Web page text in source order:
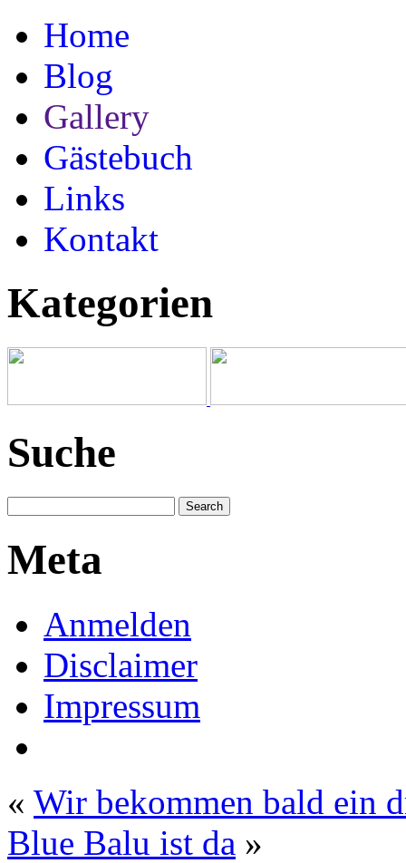
Home
Blog
Gallery
Gästebuch
Links
Kontakt
Kategorien
Suche
Meta
Anmelden
Disclaimer
Impressum
« Wir bekommen bald ein
Blue Balu ist da »